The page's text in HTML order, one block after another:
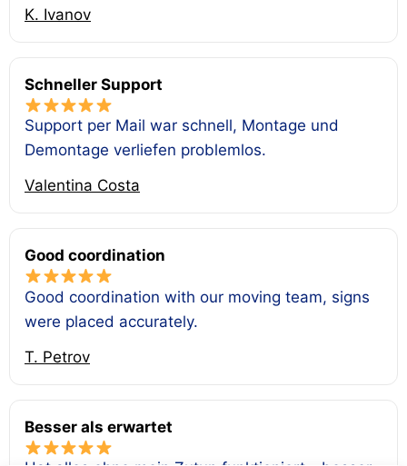
K. Ivanov
Schneller Support
Support per Mail war schnell, Montage und
Demontage verliefen problemlos.
Valentina Costa
Good coordination
Good coordination with our moving team, signs
were placed accurately.
T. Petrov
Besser als erwartet